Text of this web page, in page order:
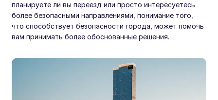
планируете ли вы переезд или просто интересуетесь
более безопасными направлениями, понимание того,
что способствует безопасности города, может помочь
вам принимать более обоснованные решения.